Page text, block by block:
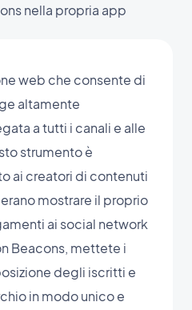
nella propria app
web che consente di
altamente
a tutti i canali e alle
strumento è
ai creatori di contenuti
mostrare il proprio
ai social network
Beacons, mettete i
degli iscritti e
in modo unico e